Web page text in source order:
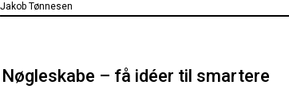
Jakob Tønnesen
Nøgleskabe – få idéer til smartere